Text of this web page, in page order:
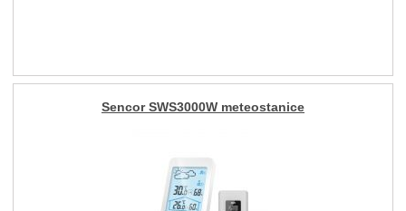
Sencor SWS3000W meteostanice